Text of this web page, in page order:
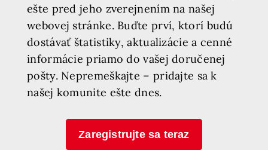
ešte pred jeho zverejnením na našej
webovej stránke. Buďte prví, ktorí budú
dostávať štatistiky, aktualizácie a cenné
informácie priamo do vašej doručenej
pošty. Nepremeškajte – pridajte sa k
našej komunite ešte dnes.
Zaregistrujte sa teraz